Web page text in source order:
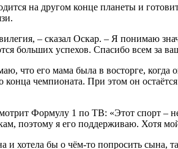
на другом конце планеты и
– сказал Оскар. – Я понимаю
больших успехов. Спасибо всем за
что его мама была в восторге,
конца чемпионата. При этом он
Формулу 1 по ТВ: «Этот спорт –
поэтому я его поддерживаю. Хотя
хотела бы о чём-то попросить сына,